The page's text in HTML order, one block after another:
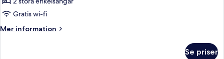
-
icke-
rökare
Gratis wi-fi
Mer information
Mer
Se priser